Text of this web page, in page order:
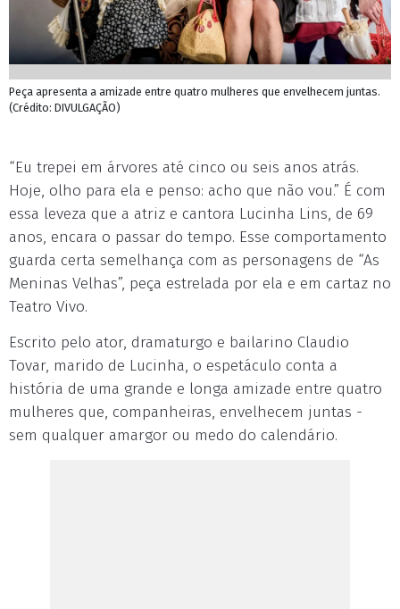
Peça apresenta a amizade entre quatro mulheres que envelhecem juntas.
(Crédito: DIVULGAÇÃO)
“Eu trepei em árvores até cinco ou seis anos atrás.
Hoje, olho para ela e penso: acho que não vou.” É com
essa leveza que a atriz e cantora Lucinha Lins, de 69
anos, encara o passar do tempo. Esse comportamento
guarda certa semelhança com as personagens de “As
Meninas Velhas”, peça estrelada por ela e em cartaz no
Teatro Vivo.
Escrito pelo ator, dramaturgo e bailarino Claudio
Tovar, marido de Lucinha, o espetáculo conta a
história de uma grande e longa amizade entre quatro
mulheres que, companheiras, envelhecem juntas -
sem qualquer amargor ou medo do calendário.